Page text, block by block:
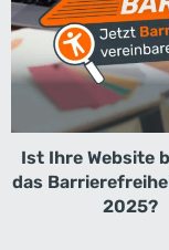
Ist Ihre Website
das
2025?